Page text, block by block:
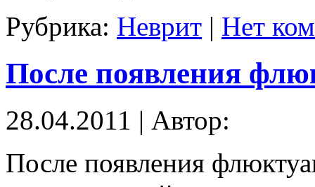
Рубрика: Неврит | Нет
После появления
28.04.2011 | Автор:
После появления